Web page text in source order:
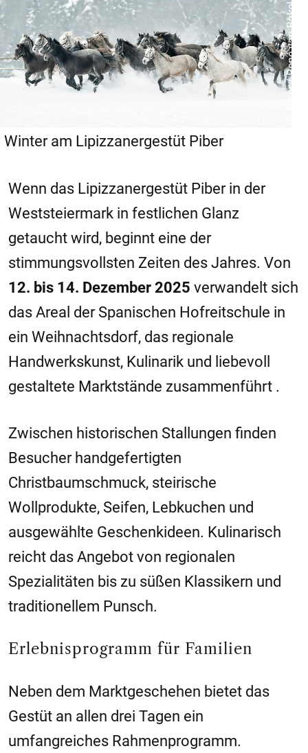
© Piber / René van Bakel
Winter am Lipizzanergestüt Piber
Wenn das Lipizzanergestüt Piber in der
Weststeiermark in festlichen Glanz
getaucht wird, beginnt eine der
stimmungsvollsten Zeiten des Jahres. Von
12. bis 14. Dezember 2025 verwandelt sich
das Areal der Spanischen Hofreitschule in
ein Weihnachtsdorf, das regionale
Handwerkskunst, Kulinarik und liebevoll
gestaltete Marktstände zusammenführt .
Zwischen historischen Stallungen finden
Besucher handgefertigten
Christbaumschmuck, steirische
Wollprodukte, Seifen, Lebkuchen und
ausgewählte Geschenkideen. Kulinarisch
reicht das Angebot von regionalen
Spezialitäten bis zu süßen Klassikern und
traditionellem Punsch.
Erlebnisprogramm für Familien
Neben dem Marktgeschehen bietet das
Gestüt an allen drei Tagen ein
umfangreiches Rahmenprogramm.